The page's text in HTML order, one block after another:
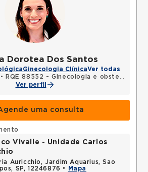
Dorotea Dos Santos
Ginecologia ClínicaVer todas
•
RQE 88552 - Ginecologia e obstetrícia
Ver perfil
uma consulta
Vivalle - Unidade Carlos
Auricchio, Jardim Aquarius, Sao
SP, 12246876 •
Mapa